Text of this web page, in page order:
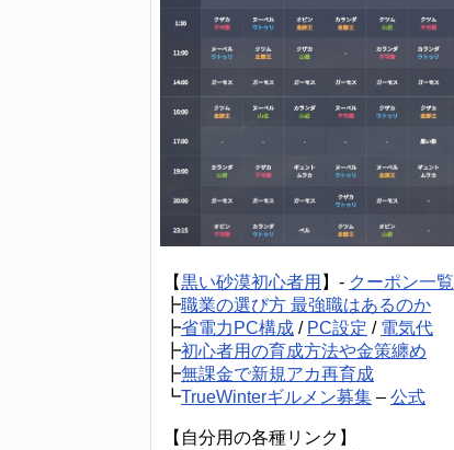
【黒い砂漠初心者用 】- クーポン一覧
┣職業の選び方 最強職はあるのか
┣省電力PC構成 / PC設定 / 電気代
┣初心者用の育成方法や金策纏め
┣無課金で新規アカ再育成
┗TrueWinterギルメン募集 – 公式
【自分用の各種リンク】